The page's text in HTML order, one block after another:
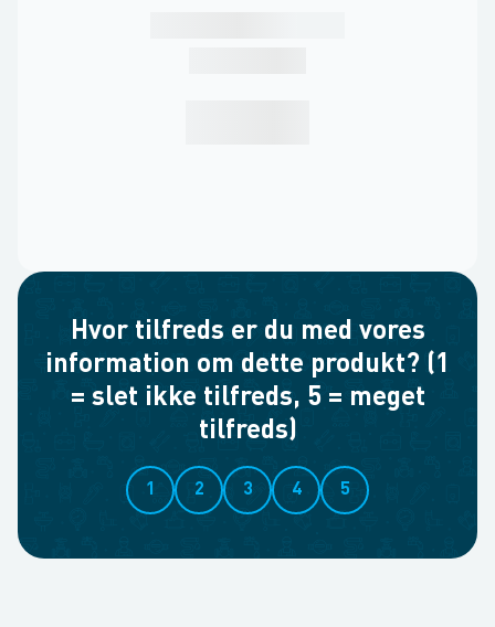
Hvor tilfreds er du med vores
information om dette produkt? (1
= slet ikke tilfreds, 5 = meget
tilfreds)
1 2 3 4 5